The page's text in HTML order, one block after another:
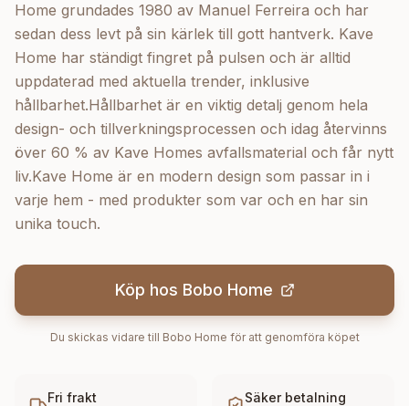
Home grundades 1980 av Manuel Ferreira och har
sedan dess levt på sin kärlek till gott hantverk. Kave
Home har ständigt fingret på pulsen och är alltid
uppdaterad med aktuella trender, inklusive
hållbarhet.Hållbarhet är en viktig detalj genom hela
design- och tillverkningsprocessen och idag återvinns
över 60 % av Kave Homes avfallsmaterial och får nytt
liv.Kave Home är en modern design som passar in i
varje hem - med produkter som var och en har sin
unika touch.
Köp hos Bobo Home
Du skickas vidare till Bobo Home för att genomföra köpet
Fri frakt Säker betalning